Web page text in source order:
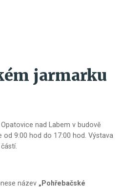
jarmarku
nad Labem v budově
od 9:00 hod do 17:00 hod. Výstava
název „Pohřebačské